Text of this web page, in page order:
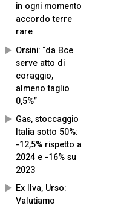
in ogni momento
accordo terre
rare
Orsini: “da Bce
serve atto di
coraggio,
almeno taglio
0,5%”
Gas, stoccaggio
Italia sotto 50%:
-12,5% rispetto a
2024 e -16% su
2023
Ex Ilva, Urso:
Valutiamo